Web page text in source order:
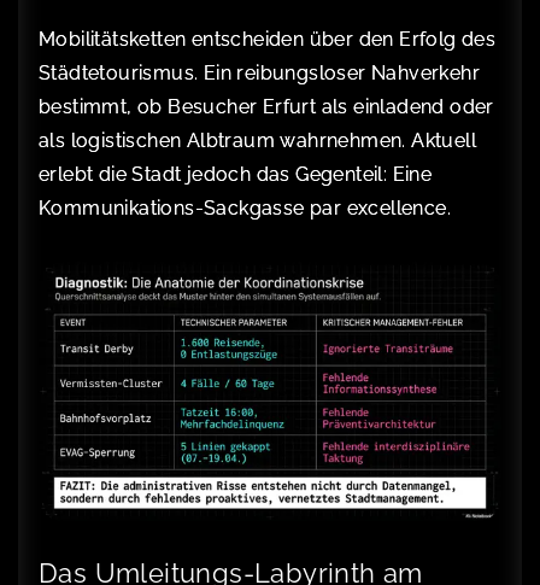
Mobilitätsketten entscheiden über den Erfolg des
Städtetourismus. Ein reibungsloser Nahverkehr
bestimmt, ob Besucher Erfurt als einladend oder
als logistischen Albtraum wahrnehmen. Aktuell
erlebt die Stadt jedoch das Gegenteil: Eine
Kommunikations-Sackgasse par excellence.
Das Umleitungs-Labyrinth am